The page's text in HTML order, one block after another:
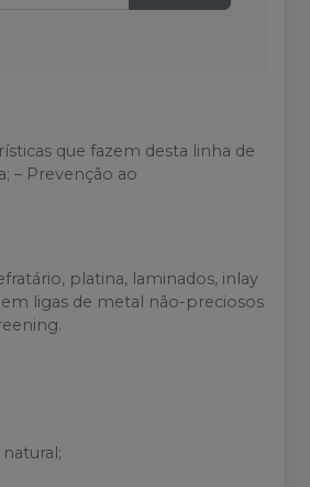
que fazem desta linha de
– Prevenção ao
platina, laminados, inlay
ligas de metal não-preciosos